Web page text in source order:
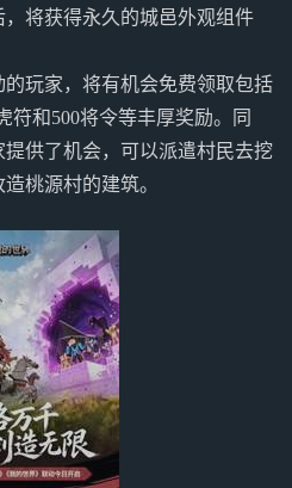
将获得永久的城邑外观组件
玩家，将有机会免费领取包括
符和500将令等丰厚奖励。同
供了机会，可以派遣村民去挖
桃源村的建筑。